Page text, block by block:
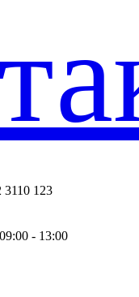
3110 123
- 13:00